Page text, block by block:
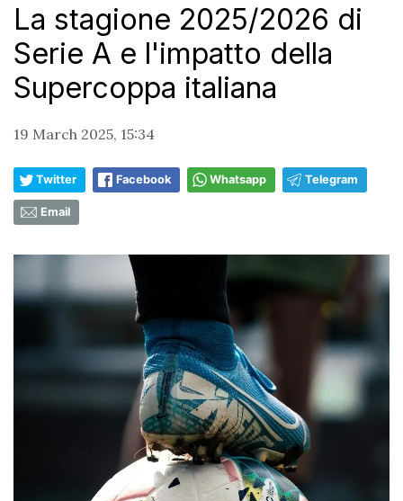
La stagione 2025/2026 di
Serie A e l'impatto della
Supercoppa italiana
19 March 2025, 15:34
Twitter Facebook Whatsapp Telegram
Email